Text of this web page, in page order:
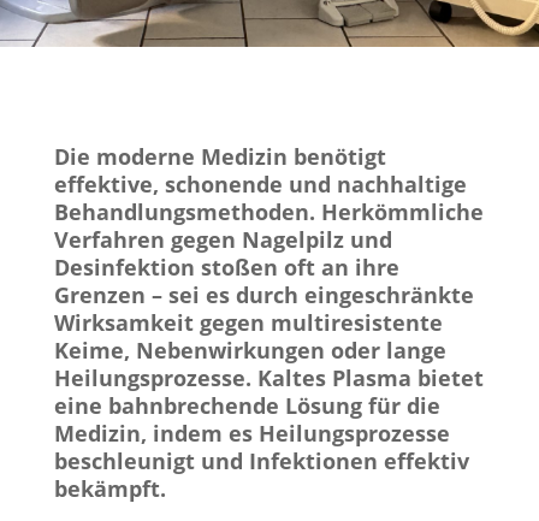
Die moderne Medizin benötigt
effektive, schonende und nachhaltige
Behandlungsmethoden. Herkömmliche
Verfahren gegen Nagelpilz und
Desinfektion stoßen oft an ihre
Grenzen – sei es durch eingeschränkte
Wirksamkeit gegen multiresistente
Keime, Nebenwirkungen oder lange
Heilungsprozesse. Kaltes Plasma bietet
eine bahnbrechende Lösung für die
Medizin, indem es Heilungsprozesse
beschleunigt und Infektionen effektiv
bekämpft.